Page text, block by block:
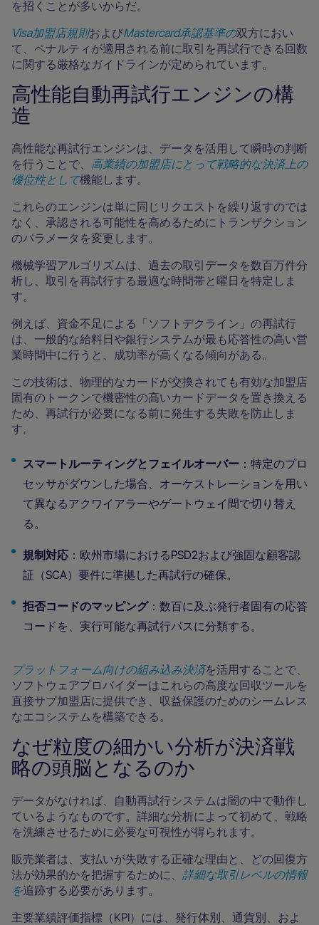
を招くことが多いからだ。
Visa加盟店規則およびMastercard承認基準の双方におい
て、ペナルティが適用される前に取引を再試行できる回数
に関する厳格なガイドラインが定められています。
高性能自動再試行エンジンの構
造
高性能な再試行エンジンは、データを活用して瞬時の判断
を行うことで、 高業績の加盟店にとって戦略的な決済上の
優位性として機能します。
これらのエンジンは単に同じリクエストを繰り返すのでは
なく、承認される可能性を高めるためにトランザクション
のパラメータを変更します。
機械学習アルゴリズムは、過去の取引データを数百万件分
析し、取引を再試行する最適な時間帯と曜日を特定しま
す。
例えば、資金不足による「ソフトデクライン」の再試行
は、一般的な給料日や銀行システムが最も応答性の高い営
業時間中に行うと、成功率が高くなる傾向がある。
この技術は、物理的なカードが交換されても有効な加盟店
固有のトークンで機密性の高いカードデータを置き換える
ため、再試行が必要になる前に発生する失敗を防止しま
す。
スマートルーティングとフェイルオーバー ：特定のプロ
セッサがダウンした場合、オーケストレーションを用い
て異なるアクワイアラーやゲートウェイ間で切り替え
る。
規制対応 ：欧州市場におけるPSD2および強固な顧客認
証（SCA）要件に準拠した再試行の確保。
拒否コードのマッピング：数百に及ぶ発行者固有の応答
コードを、実行可能な再試行パスに分類する。
プラットフォーム向けの組み込み決済を活用することで、
ソフトウェアプロバイダーはこれらの高度な回収ツールを
直接サブ加盟店に提供でき、収益保護のためのシームレス
なエコシステムを構築できる。
なぜ粒度の細かい分析が決済戦
略の頭脳となるのか
データがなければ、自動再試行システムは闇の中で動作し
ているようなものです。詳細な分析によって初めて、戦略
を洗練させるために必要な可視性が得られます。
販売業者は、支払いが失敗する正確な理由と、どの回復方
法が効果的かを把握するために、 詳細な取引レベルの情報
を追跡する必要があります。
主要業績評価指標（KPI）には、発行体別、通貨別、およ